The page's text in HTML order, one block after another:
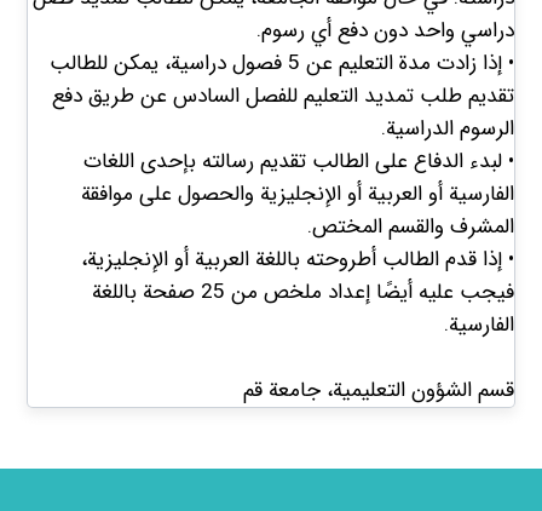
دراسي واحد دون دفع أي رسوم.
• إذا زادت مدة التعليم عن 5 فصول دراسية، يمكن للطالب
تقديم طلب تمديد التعليم للفصل السادس عن طريق دفع
الرسوم الدراسية.
• لبدء الدفاع على الطالب تقديم رسالته بإحدى اللغات
الفارسية أو العربية أو الإنجليزية والحصول على موافقة
المشرف والقسم المختص.
• إذا قدم الطالب أطروحته باللغة العربية أو الإنجليزية،
فيجب عليه أيضًا إعداد ملخص من 25 صفحة باللغة
الفارسية.
قسم الشؤون التعليمية، جامعة قم